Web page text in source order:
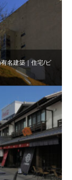
名建築｜住宅/ビ